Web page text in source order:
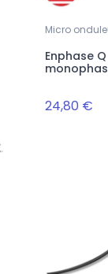
Micro
Enphase
24,80 €